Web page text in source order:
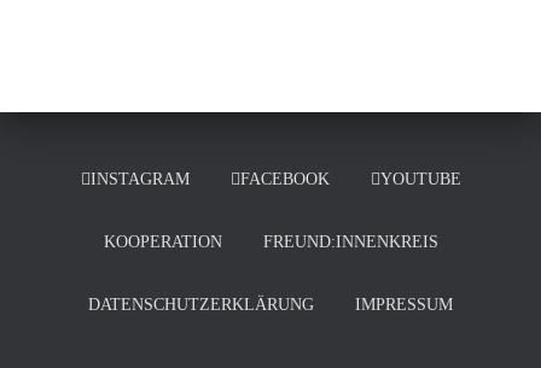
INSTAGRAM FACEBOOK YOUTUBE
KOOPERATION FREUND:INNENKREIS
DATENSCHUTZERKLÄRUNG IMPRESSUM